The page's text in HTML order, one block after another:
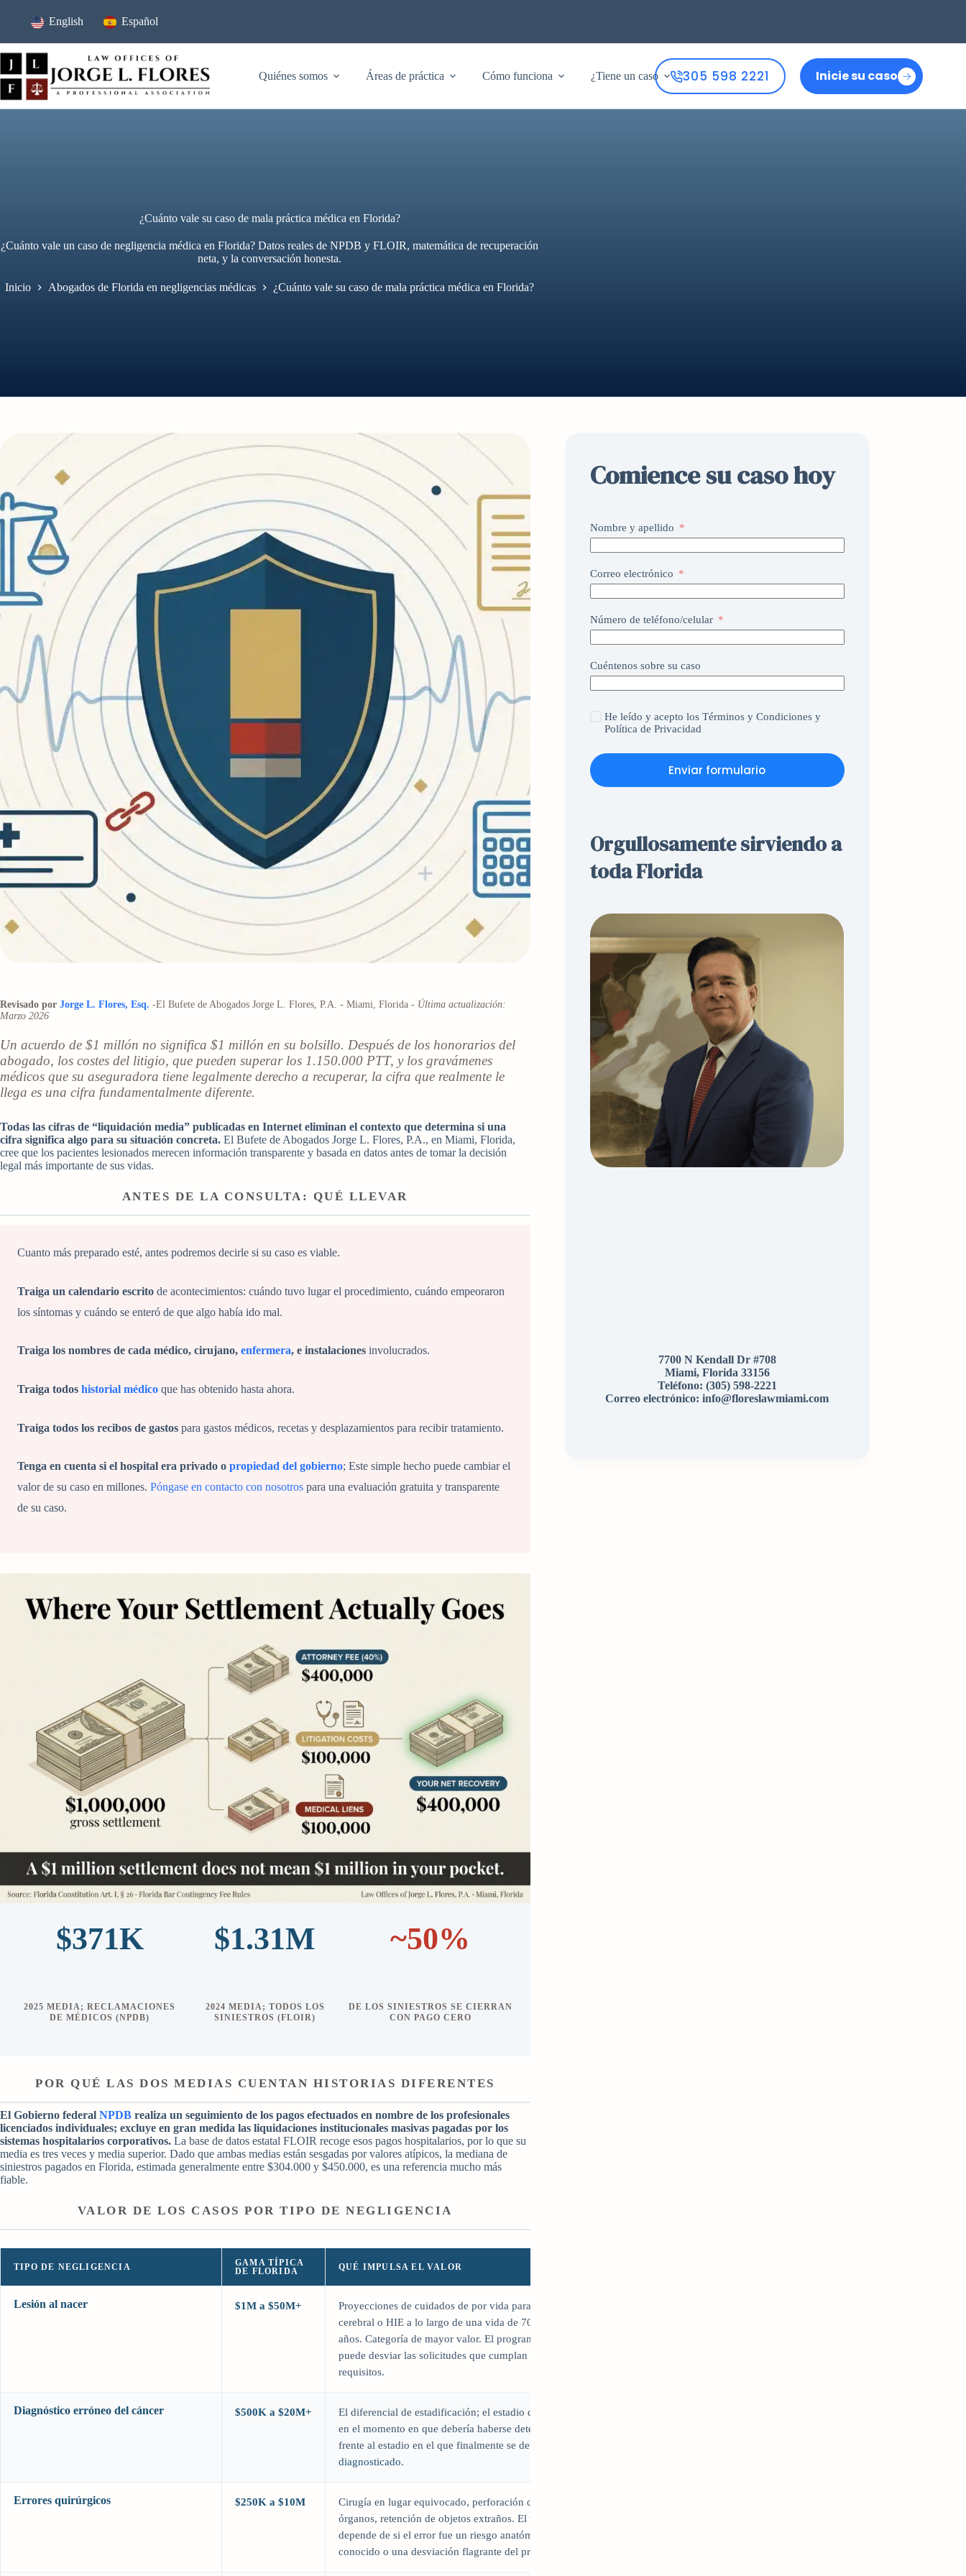
contenido
English Español
Quiénes somos Áreas de práctica Cómo funciona ¿Tiene un caso 305 598 2221 Inicie su caso
¿Cuánto vale su caso de mala práctica médica en Florida?
¿Cuánto vale un caso de negligencia médica en Florida? Datos reales de NPDB y FLOIR, matemática de recuperación
neta, y la conversación honesta.
Inicio Abogados de Florida en negligencias médicas ¿Cuánto vale su caso de mala práctica médica en Florida?
Revisado por Jorge L. Flores, Esq. -El Bufete de Abogados Jorge L. Flores, P.A. - Miami, Florida - Última actualización:
Marzo 2026
Un acuerdo de $1 millón no significa $1 millón en su bolsillo. Después de los honorarios del
abogado, los costes del litigio, que pueden superar los 1.150.000 PTT, y los gravámenes
médicos que su aseguradora tiene legalmente derecho a recuperar, la cifra que realmente le
llega es una cifra fundamentalmente diferente.
Todas las cifras de “liquidación media” publicadas en Internet eliminan el contexto que determina si una
cifra significa algo para su situación concreta. El Bufete de Abogados Jorge L. Flores, P.A., en Miami, Florida,
cree que los pacientes lesionados merecen información transparente y basada en datos antes de tomar la decisión
legal más importante de sus vidas.
ANTES DE LA CONSULTA: QUÉ LLEVAR
Cuanto más preparado esté, antes podremos decirle si su caso es viable.
Traiga un calendario escrito de acontecimientos: cuándo tuvo lugar el procedimiento, cuándo empeoraron
los síntomas y cuándo se enteró de que algo había ido mal.
Traiga los nombres de cada médico, cirujano, enfermera, e instalaciones involucrados.
Traiga todos historial médico que has obtenido hasta ahora.
Traiga todos los recibos de gastos para gastos médicos, recetas y desplazamientos para recibir tratamiento.
Tenga en cuenta si el hospital era privado o propiedad del gobierno; Este simple hecho puede cambiar el
valor de su caso en millones. Póngase en contacto con nosotros para una evaluación gratuita y transparente
de su caso.
$371K
2025 MEDIA; RECLAMACIONES
DE MÉDICOS (NPDB)
$1.31M
2024 MEDIA; TODOS LOS
SINIESTROS (FLOIR)
~50%
DE LOS SINIESTROS SE CIERRAN
CON PAGO CERO
POR QUÉ LAS DOS MEDIAS CUENTAN HISTORIAS DIFERENTES
El Gobierno federal NPDB realiza un seguimiento de los pagos efectuados en nombre de los profesionales
licenciados individuales; excluye en gran medida las liquidaciones institucionales masivas pagadas por los
sistemas hospitalarios corporativos. La base de datos estatal FLOIR recoge esos pagos hospitalarios, por lo que su
media es tres veces y media superior. Dado que ambas medias están sesgadas por valores atípicos, la mediana de
siniestros pagados en Florida, estimada generalmente entre $304.000 y $450.000, es una referencia mucho más
fiable.
VALOR DE LOS CASOS POR TIPO DE NEGLIGENCIA
TIPO DE NEGLIGENCIA
GAMA TÍPICA
DE FLORIDA
QUÉ IMPULSA EL VALOR
Lesión al nacer $1M a $50M+
Proyecciones de cuidados de por vida para parálisis
cerebral o HIE a lo largo de una vida de 70 a 80
años. Categoría de mayor valor. El programa NICA
puede desviar las solicitudes que cumplan los
requisitos.
Diagnóstico erróneo del cáncer $500K a $20M+
El diferencial de estadificación; el estadio del cáncer
en el momento en que debería haberse detectado
frente al estadio en el que finalmente se detectó.
diagnosticado.
Errores quirúrgicos $250K a $10M
Cirugía en lugar equivocado, perforación de
órganos, retención de objetos extraños. El valor
depende de si el error fue un riesgo anatómico
conocido o una desviación flagrante del protocolo.
Comience su caso hoy
Nombre y apellido
Correo electrónico
Número de teléfono/celular
Cuéntenos sobre su caso
He leído y aceptolos Términos y Condiciones y
Política de Privacidad
Enviar formulario
Orgullosamente sirviendo a
toda Florida
7700 N Kendall Dr #708
Miami, Florida 33156
Teléfono: (305) 598-2221
Correo electrónico: info@floreslawmiami.com